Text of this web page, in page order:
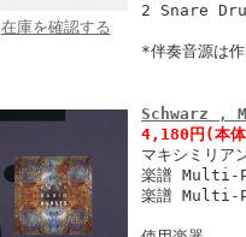
在庫を確認する
2 Snare
*伴奏音源は
Schwarz ,
4,180円 (本
マキシミリア
楽譜 Multi-
楽譜 Multi-